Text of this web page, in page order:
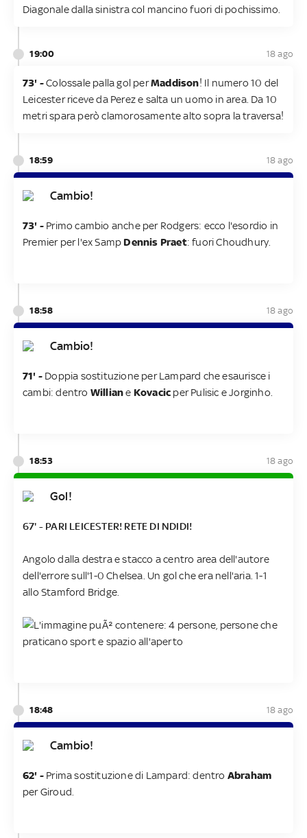
Diagonale dalla sinistra col mancino fuori di pochissimo.
19:00 18 ago
73' -Colossale palla gol perMaddison! Il numero 10 del
Leicester riceve da Perez e salta un uomo in area. Da 10
metri spara però clamorosamente alto sopra la traversa!
18:59 18 ago
Cambio!
73' - Primo cambio anche per Rodgers: ecco l'esordio in
Premier per l'ex Samp Dennis Praet: fuori Choudhury.
18:58 18 ago
Cambio!
71' - Doppia sostituzione per Lampard che esaurisce i
cambi: dentro Williane Kovacic per Pulisic e Jorginho.
18:53 18 ago
Gol!
67' - PARI LEICESTER! RETE DI NDIDI!
Angolo dalla destra e stacco a centro area dell'autore
dell'errore sull'1-0 Chelsea. Un gol che era nell'aria. 1-1
allo Stamford Bridge.
18:48 18 ago
Cambio!
62' - Prima sostituzione di Lampard: dentro Abraham
per Giroud.